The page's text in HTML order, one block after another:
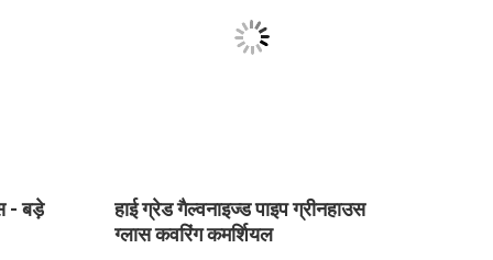
- बड़े
हाई ग्रेड गैल्वनाइज्ड पाइप ग्रीनहाउस
ग्लास कवरिंग कमर्शियल